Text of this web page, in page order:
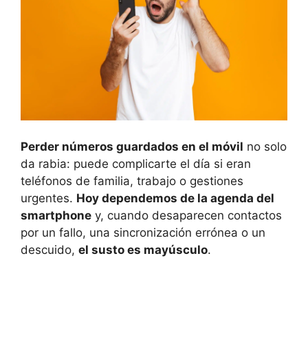
Perder números guardados en el móvil no solo
da rabia: puede complicarte el día si eran
teléfonos de familia, trabajo o gestiones
urgentes. Hoy dependemos de la agenda del
smartphone y, cuando desaparecen contactos
por un fallo, una sincronización errónea o un
descuido, el susto es mayúsculo.